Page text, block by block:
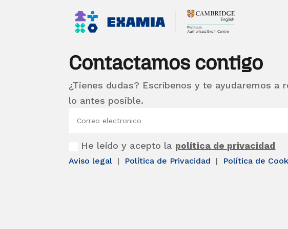
Contactamos contigo
¿Tienes dudas? Escríbenos y te ayudaremos a
lo antes posible.
He leído y acepto la política de privacidad
Aviso legal | Política de Privacidad | Política de